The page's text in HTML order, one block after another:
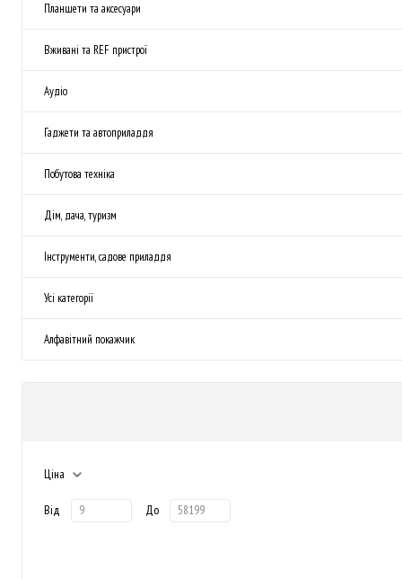
Планшети та аксесуари
Вживані та REF пристрої
Аудіо
Гаджети та автоприладдя
Побутова техніка
Дім, дача, туризм
Інструменти, садове приладдя
Усі категорії
Алфавітний покажчик
Ціна
Від До